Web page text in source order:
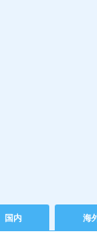
国内 海